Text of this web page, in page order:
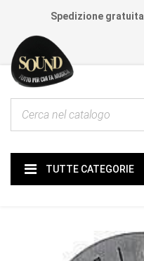
Spedizione gratuita
TUTTE CATEGORIE